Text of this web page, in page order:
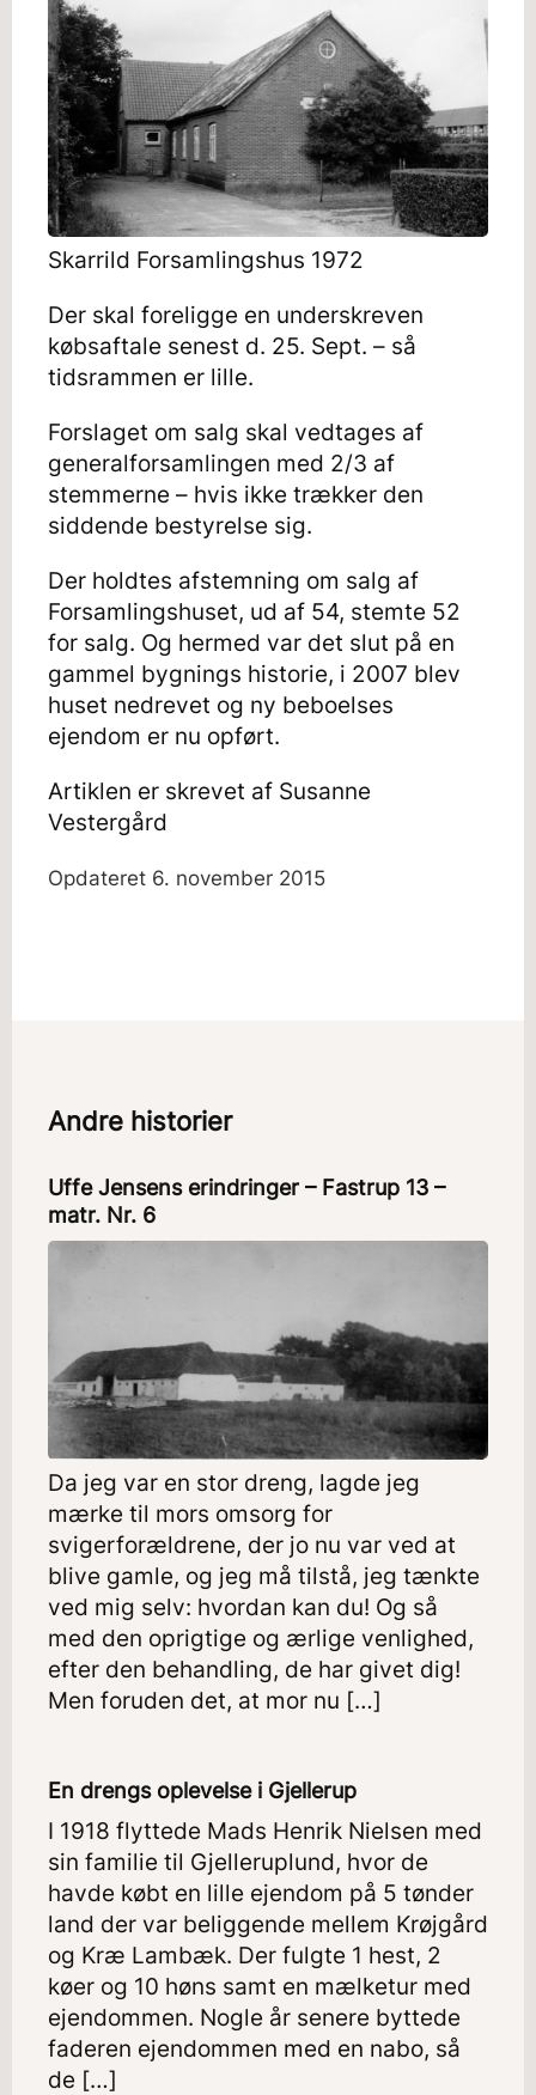
Skarrild Forsamlingshus 1972
Der skal foreligge en underskreven
købsaftale senest d. 25. Sept. – så
tidsrammen er lille.
Forslaget om salg skal vedtages af
generalforsamlingen med 2/3 af
stemmerne – hvis ikke trækker den
siddende bestyrelse sig.
Der holdtes afstemning om salg af
Forsamlingshuset, ud af 54, stemte 52
for salg. Og hermed var det slut på en
gammel bygnings historie, i 2007 blev
huset nedrevet og ny beboelses
ejendom er nu opført.
Artiklen er skrevet af Susanne
Vestergård
Opdateret 6. november 2015
Andre historier
Uffe Jensens erindringer – Fastrup 13 –
matr. Nr. 6
Da jeg var en stor dreng, lagde jeg
mærke til mors omsorg for
svigerforældrene, der jo nu var ved at
blive gamle, og jeg må tilstå, jeg tænkte
ved mig selv: hvordan kan du! Og så
med den oprigtige og ærlige venlighed,
efter den behandling, de har givet dig!
Men foruden det, at mor nu […]
En drengs oplevelse i Gjellerup
I 1918 flyttede Mads Henrik Nielsen med
sin familie til Gjelleruplund, hvor de
havde købt en lille ejendom på 5 tønder
land der var beliggende mellem Krøjgård
og Kræ Lambæk. Der fulgte 1 hest, 2
køer og 10 høns samt en mælketur med
ejendommen. Nogle år senere byttede
faderen ejendommen med en nabo, så
de […]